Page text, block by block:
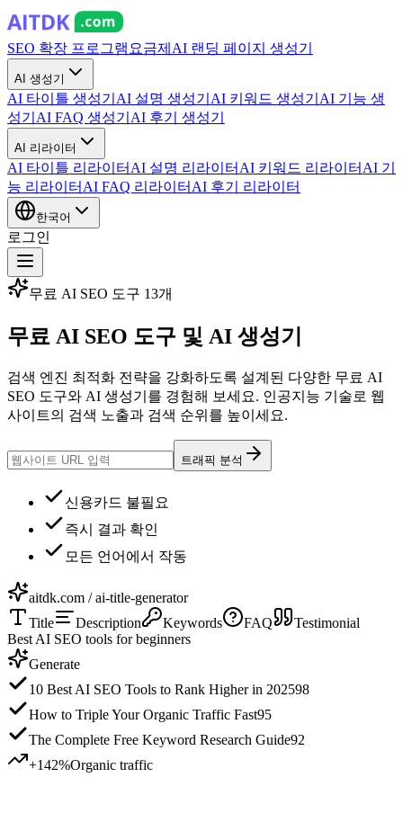
SEO 확장 프로그램 요금제 AI 랜딩 페이지 생성기
AI 생성기
AI 타이틀 생성기 AI 설명 생성기 AI 키워드 생성기 AI 기능 생
성기 AI FAQ 생성기 AI 후기 생성기
AI 리라이터
AI 타이틀 리라이터 AI 설명 리라이터 AI 키워드 리라이터 AI 기
능 리라이터 AI FAQ 리라이터 AI 후기 리라이터
한국어
로그인
무료 AI SEO 도구 13개
무료 AI SEO 도구 및 AI 생성기
검색 엔진 최적화 전략을 강화하도록 설계된 다양한 무료 AI
SEO 도구와 AI 생성기를 경험해 보세요. 인공지능 기술로 웹
사이트의 검색 노출과 검색 순위를 높이세요.
트래픽 분석
신용카드 불필요
즉시 결과 확인
모든 언어에서 작동
aitdk.com / ai-title-generator
Title
Description Keywords FAQ
Testimonial
Best AI SEO tools for beginners
Generate
10 Best AI SEO Tools to Rank Higher in 202598
How to Triple Your Organic Traffic Fast95
The Complete Free Keyword Research Guide92
+142%Organic traffic